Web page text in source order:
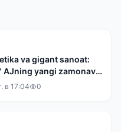
va gigant sanoat:
AJning yangi zamonaviy
nazar
в 17:04 0